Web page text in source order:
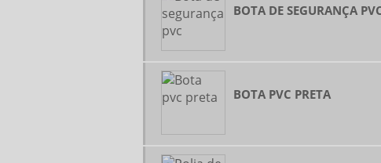
BOTA DE SEGURANÇA
BOTA PVC PRETA